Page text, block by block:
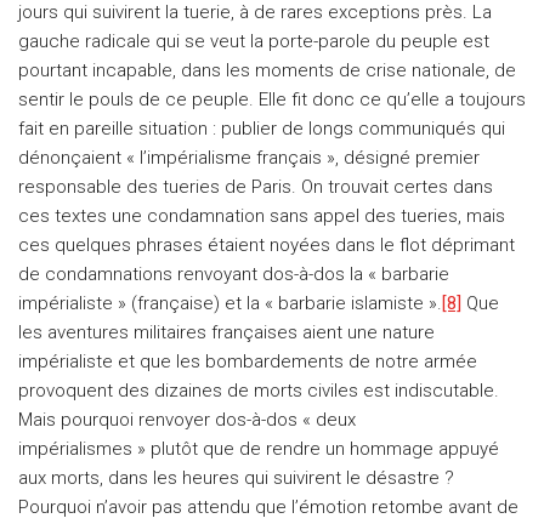
jours qui suivirent la tuerie, à de rares exceptions près. La
gauche radicale qui se veut la porte-parole du peuple est
pourtant incapable, dans les moments de crise nationale, de
sentir le pouls de ce peuple. Elle fit donc ce qu’elle a toujours
fait en pareille situation : publier de longs communiqués qui
dénonçaient « l’impérialisme français », désigné premier
responsable des tueries de Paris. On trouvait certes dans
ces textes une condamnation sans appel des tueries, mais
ces quelques phrases étaient noyées dans le flot déprimant
de condamnations renvoyant dos-à-dos la « barbarie
impérialiste » (française) et la « barbarie islamiste ».[8] Que
les aventures militaires françaises aient une nature
impérialiste et que les bombardements de notre armée
provoquent des dizaines de morts civiles est indiscutable.
Mais pourquoi renvoyer dos-à-dos « deux
impérialismes » plutôt que de rendre un hommage appuyé
aux morts, dans les heures qui suivirent le désastre ?
Pourquoi n’avoir pas attendu que l’émotion retombe avant de